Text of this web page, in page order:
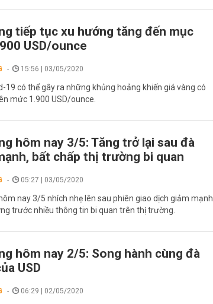
tiếp tục xu hướng tăng đến mục
USD/ounce
15:56 | 03/05/2020
19 có thể gây ra những khủng hoảng khiến giá vàng có
mức 1.900 USD/ounce.
hôm nay 3/5: Tăng trở lại sau đà
bất chấp thị trường bi quan
05:27 | 03/05/2020
nay 3/5 nhích nhẹ lên sau phiên giao dịch giảm mạnh
trước nhiều thông tin bi quan trên thị trường.
hôm nay 2/5: Song hành cùng đà
USD
06:29 | 02/05/2020